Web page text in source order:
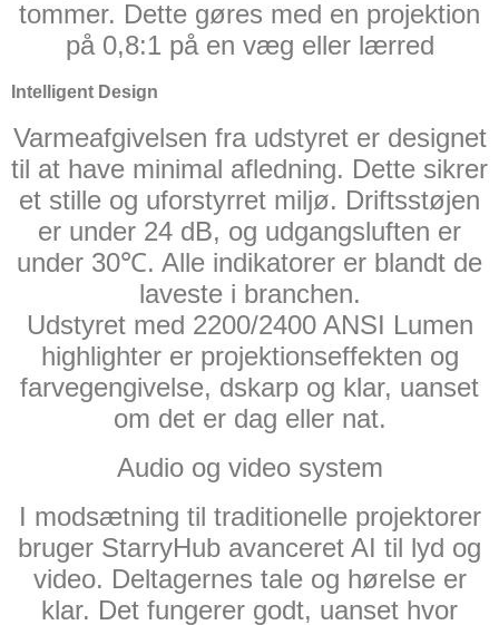
tommer. Dette gøres med en projektion
på 0,8:1 på en væg eller lærred
Intelligent Design
Varmeafgivelsen fra udstyret er designet
til at have minimal afledning. Dette sikrer
et stille og uforstyrret miljø. Driftsstøjen
er under 24 dB, og udgangsluften er
under 30℃. Alle indikatorer er blandt de
laveste i branchen.
Udstyret med 2200/2400 ANSI Lumen
highlighter er projektionseffekten og
farvegengivelse, dskarp og klar, uanset
om det er dag eller nat.
Audio og video system
I modsætning til traditionelle projektorer
bruger StarryHub avanceret AI til lyd og
video. Deltagernes tale og hørelse er
klar. Det fungerer godt, uanset hvor